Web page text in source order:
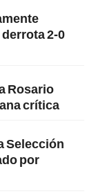
2-0
Rosario
crítica
Selección
por